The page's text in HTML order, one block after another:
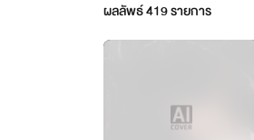
ผลลัพธ์419รายการ